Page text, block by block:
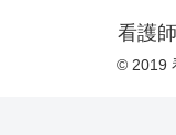
看護
© 2019